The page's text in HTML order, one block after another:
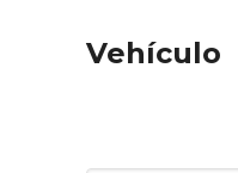
Vehículo